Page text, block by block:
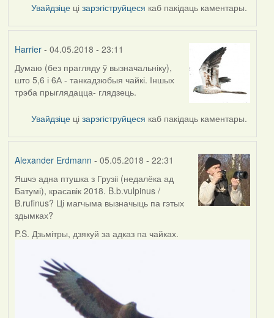
Увайдзіце цізарэгіструйцеся каб пакідаць каментары.
Harrier- 04.05.2018 - 23:11
Думаю (без прагляду ў вызначальніку),
што 5,6 і 6А - танкадзюбыя чайкі. Іншых
трэба прыглядацца- глядзець.
Увайдзіце цізарэгіструйцеся каб пакідаць каментары.
Alexander Erdmann - 05.05.2018 - 22:31
Яшчэ адна птушка з Грузіі (недалёка ад
Батумі), красавік 2018. B.b.vulpinus /
B.rufinus? Ці магчыма вызначыць па гэтых
здымках?
P.S. Дзьмітры, дзякуй за адказ па чайках.